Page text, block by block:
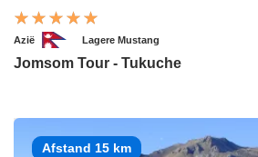
Azië Lagere Mustang
Jomsom Tour - Tukuche
Afstand 15 km